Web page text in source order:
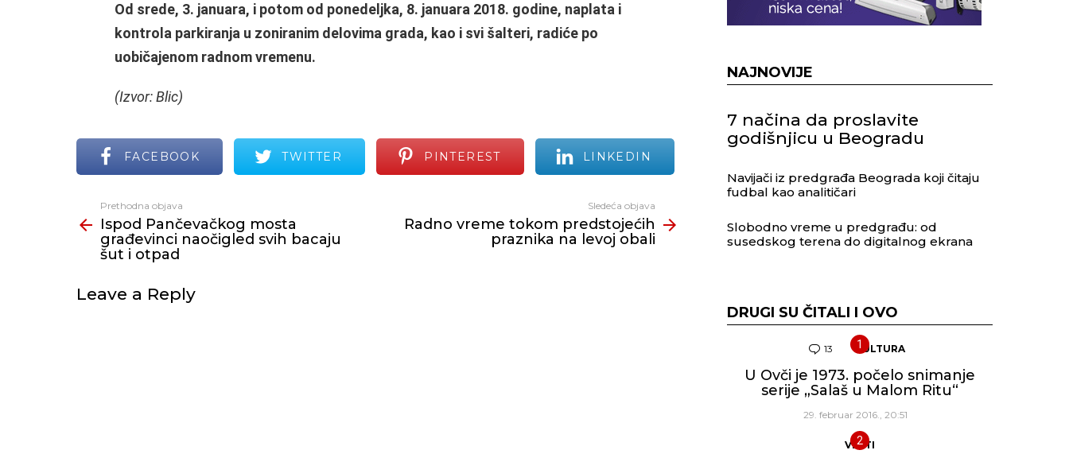
Od srede, 3. januara, i potom od ponedeljka, 8. januara 2018. godine, naplata i
kontrola parkiranja u zoniranim delovima grada, kao i svi šalteri, radiće po
uobičajenom radnom vremenu.
(Izvor: Blic)
FACEBOOK TWITTER PINTEREST LINKEDIN
još
Prethodna objava
Ispod Pančevačkog mosta
građevinci naočigled svih bacaju
šut i otpad
Sledeća objava
Radno vreme tokom predstojećih
praznika na levoj obali
Leave a Reply
NAJNOVIJE
7 načina da proslavite
godišnjicu u Beogradu
Navijači iz predgrađa Beograda koji čitaju
fudbal kao analitičari
Slobodno vreme u predgrađu: od
susedskog terena do digitalnog ekrana
DRUGI SU ČITALI I OVO
13 Komentara
KULTURA
U Ovči je 1973. počelo snimanje
serije „Salaš u Malom Ritu“
29. februar 2016., 20:51
VESTI